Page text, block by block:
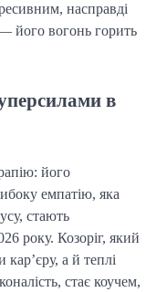
насправді
його вогонь горить
в
його
емпатію, яка
стають
року. Козоріг, який
кар’єру, а й теплі
стає коучем,